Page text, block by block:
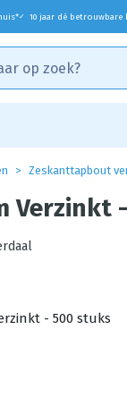
✓ 10 jaar dé betrouwbare
Zeskanttapbout
Verzinkt